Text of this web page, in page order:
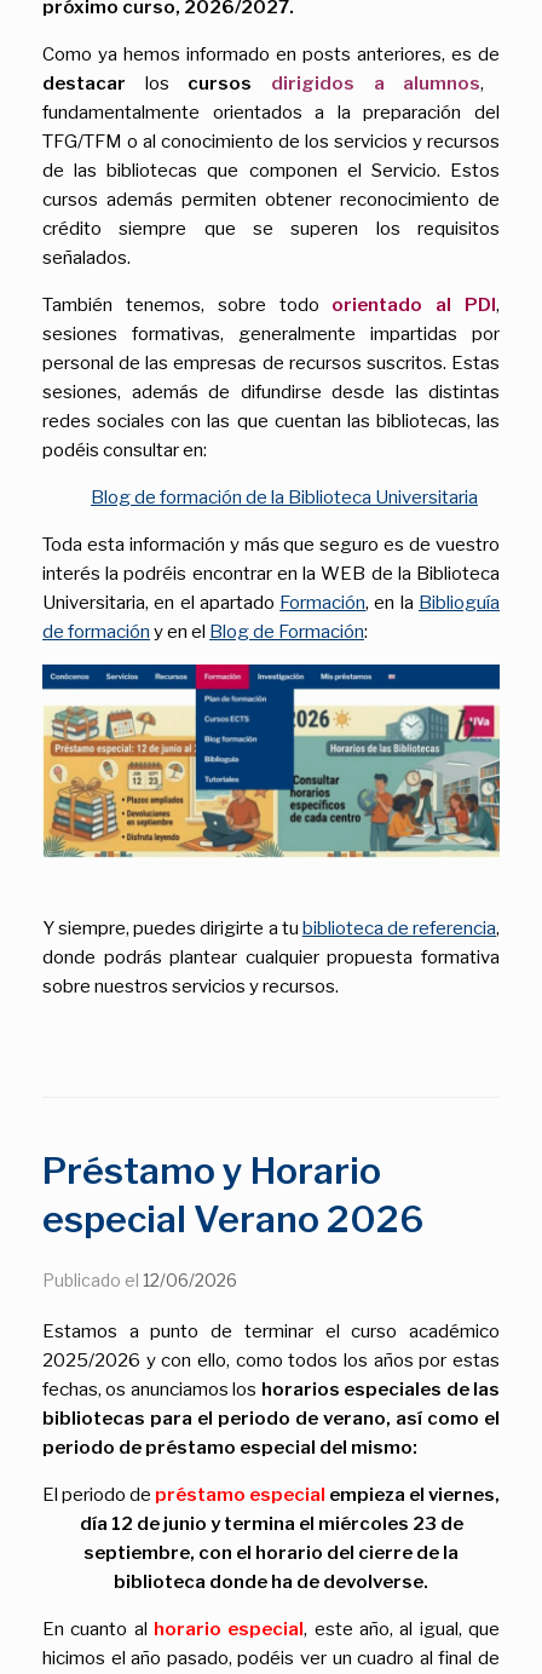
próximo curso, 2026/2027.
Como ya hemos informado en posts anteriores, es de
destacar los cursos dirigidos a alumnos,
fundamentalmente orientados a la preparación del
TFG/TFM o al conocimiento de los servicios y recursos
de las bibliotecas que componen el Servicio. Estos
cursos además permiten obtener reconocimiento de
crédito siempre que se superen los requisitos
señalados.
También tenemos, sobre todo orientado al PDI,
sesiones formativas, generalmente impartidas por
personal de las empresas de recursos suscritos. Estas
sesiones, además de difundirse desde las distintas
redes sociales con las que cuentan las bibliotecas, las
podéis consultar en:
Blog de formación de la Biblioteca Universitaria
Toda esta información y más que seguro es de vuestro
interés la podréis encontrar en la WEB de la Biblioteca
Universitaria, en el apartado Formación, en la Biblioguía
de formación y en el Blog de Formación:
Y siempre, puedes dirigirte a tu biblioteca de referencia,
donde podrás plantear cualquier propuesta formativa
sobre nuestros servicios y recursos.
Préstamo y Horario
especial Verano 2026
Publicado el 12/06/2026
Estamos a punto de terminar el curso académico
2025/2026 y con ello, como todos los años por estas
fechas, os anunciamos los horarios especiales de las
bibliotecas para el periodo de verano, así como el
periodo de préstamo especial del mismo:
El periodo de préstamo especial empieza el viernes,
día 12 de junio y termina el miércoles 23 de
septiembre, con el horario del cierre de la
biblioteca donde ha de devolverse.
En cuanto al horario especial, este año, al igual, que
hicimos el año pasado, podéis ver un cuadro al final de